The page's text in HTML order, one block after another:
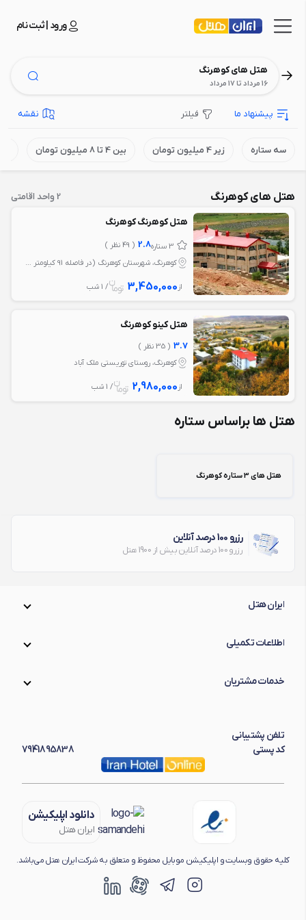
ورود | ثبت نام
هتل های کوهرنگ
16 مرداد تا 17 مرداد
پیشنهاد ما فیلتر نقشه
سه ستاره زیر 4 میلیون تومان بین 4 تا 8 میلیون تومان
هتل های کوهرنگ 2 واحد اقامتی
هتل کوهرنگ کوهرنگ
3 ستاره 2.8 ( 49 نظر )
کوهرنگ، شهرستان کوهرنگ (در فاصله 91 کیلومتر شهرکرد)
از 3,450,000 / 1 شب
هتل کینو کوهرنگ
3.7 ( 35 نظر )
کوهرنگ، روستای توریستی ملک آباد
از 2,980,000 / 1 شب
هتل ها براساس ستاره
هتل های 3 ستاره کوهرنگ
رزرو 100 درصد آنلاین
رزرو 100 درصد آنلاین بیش از 1900 هتل
ایران هتل
اطلاعات تکمیلی
خدمات مشتریان
تلفن پشتیبانی
کد پستی
7941895838
دانلود اپلیکیشن
ایران هتل
کلیه حقوق وبسایت و اپلیکیشن موبایل محفوظ و متعلق به شرکت ایران هتل می‌باشد.